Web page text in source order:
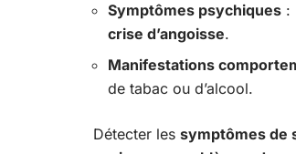
Symptômes psychiques :
crise d’angoisse.
Manifestations
de tabac ou d’alcool.
Détecter les symptômes de